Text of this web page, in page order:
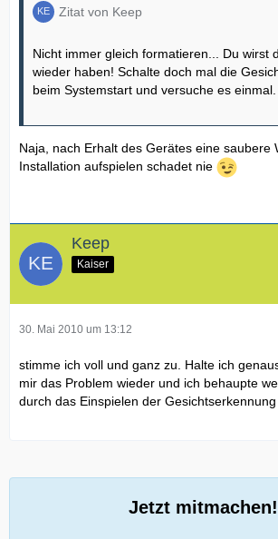
Zitat von Keep
Nicht immer gleich formatieren... Du wirst
wieder haben! Schalte doch mal die
beim Systemstart und versuche es einmal.
Naja, nach Erhalt des Gerätes eine saubere
Installation aufspielen schadet nie
Keep
Kaiser
30. Mai 2010 um 13:12
stimme ich voll und ganz zu. Halte ich
mir das Problem wieder und ich behaupte
durch das Einspielen der
Jetzt mitmachen!